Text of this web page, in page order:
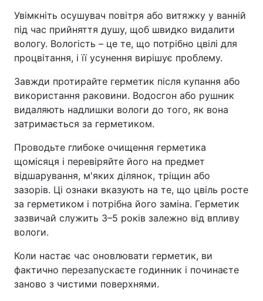
Увімкніть осушувач повітря або витяжку у ванній
під час прийняття душу, щоб швидко видалити
вологу. Вологість – це те, що потрібно цвілі для
процвітання, і її усунення вирішує проблему.
Завжди протирайте герметик після купання або
використання раковини. Водосгон або рушник
видаляють надлишки вологи до того, як вона
затримається за герметиком.
Проводьте глибоке очищення герметика
щомісяця і перевіряйте його на предмет
відшарування, м'яких ділянок, тріщин або
зазорів. Ці ознаки вказують на те, що цвіль росте
за герметиком і потрібна його заміна. Герметик
зазвичай служить 3–5 років залежно від впливу
вологи.
Коли настає час оновлювати герметик, ви
фактично перезапускаєте годинник і починаєте
заново з чистими поверхнями.